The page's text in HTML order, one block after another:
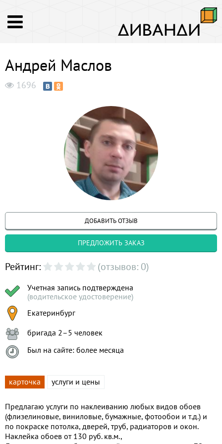
Андрей Маслов
1696
ДОБАВИТЬ ОТЗЫВ
ПРЕДЛОЖИТЬ ЗАКАЗ
Рейтинг: (отзывов: 0)
Учетная запись подтверждена
(водительское удостоверение)
Екатеринбург
бригада 2–5 человек
Был на сайте: более месяца
карточка услуги и цены
Предлагаю услуги по наклеиванию любых видов обоев
(флизелиновые, виниловые, бумажные, фотообои и т.д.) и
по покраске потолка, дверей, труб, радиаторов и окон.
Наклейка обоев от 130 руб. кв.м.,